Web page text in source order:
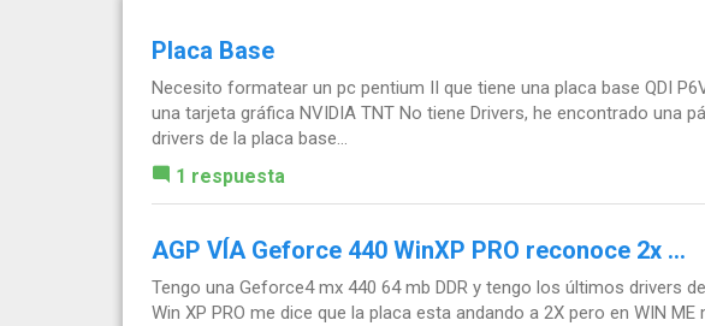
Placa Base
Necesito formatear un pc pentium II que tiene una placa base QDI
una tarjeta gráfica NVIDIA TNT No tiene Drivers, he encontrado una
drivers de la placa base...
1 respuesta
AGP VÍA Geforce 440 WinXP PRO reconoce 2x ...
Tengo una Geforce4 mx 440 64 mb DDR y tengo los últimos drivers
Win XP PRO me dice que la placa esta andando a 2X pero en WIN